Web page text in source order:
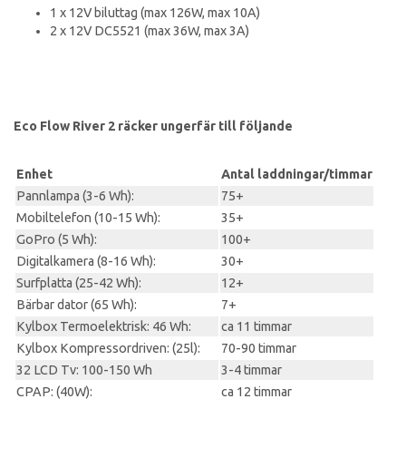
1 x 12V biluttag (max 126W, max 10A)
2 x 12V DC5521 (max 36W, max 3A)
Eco Flow River 2 räcker ungerfär till följande
Enhet
Antal laddningar/timmar
Pannlampa (3-6 Wh):
75+
Mobiltelefon (10-15 Wh):
35+
GoPro (5 Wh):
100+
Digitalkamera (8-16 Wh):
30+
Surfplatta (25-42 Wh):
12+
Bärbar dator (65 Wh):
7+
Kylbox Termoelektrisk: 46 Wh:
ca 11 timmar
Kylbox Kompressordriven: (25l):
70-90 timmar
32 LCD Tv: 100-150 Wh
3-4 timmar
CPAP: (40W):
ca 12 timmar